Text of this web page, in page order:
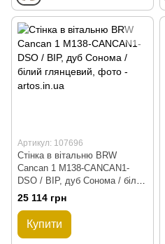
Артикул: 107696
Стінка в вітальню BRW
Cancan 1 M138-CANCAN1-
DSO / BIP, дуб Сонома / білий
глянцевий,
25 114 грн
Купити